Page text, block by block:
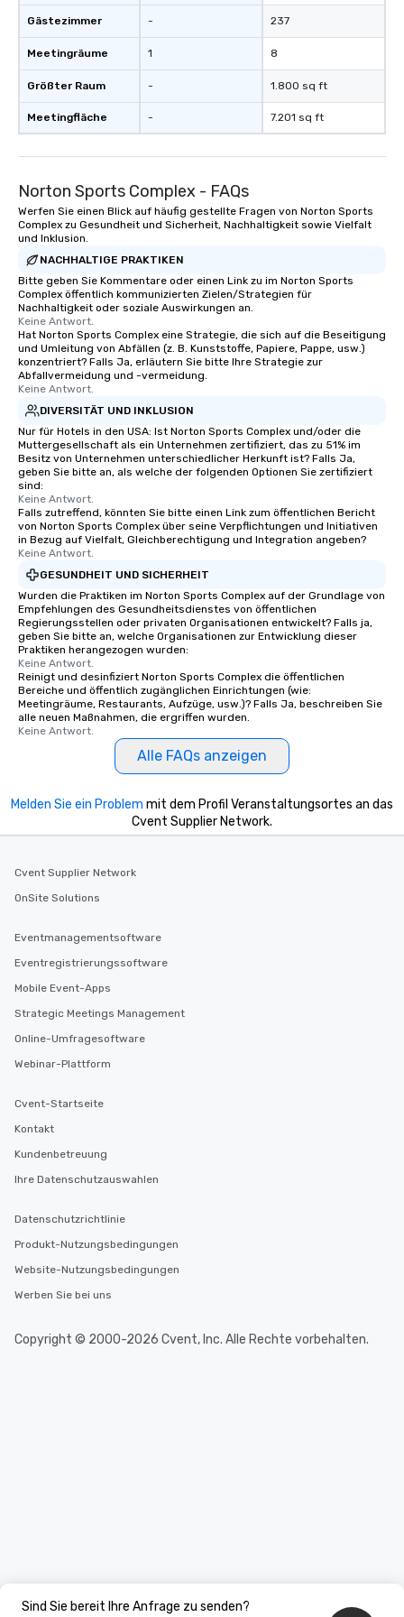
Gästezimmer
Meetingräume
Größter Raum
Meetingfläche
-
1
-
-
237
8
1.800 sq ft
7.201 sq ft
Norton Sports Complex - FAQs
Werfen Sie einen Blick auf häufig gestellte Fragen von Norton Sports
Complex zu Gesundheit und Sicherheit, Nachhaltigkeit sowie Vielfalt
und Inklusion.
NACHHALTIGE PRAKTIKEN
Bitte geben Sie Kommentare oder einen Link zu im Norton Sports
Complex öffentlich kommunizierten Zielen/Strategien für
Nachhaltigkeit oder soziale Auswirkungen an.
Keine Antwort.
Hat Norton Sports Complex eine Strategie, die sich auf die Beseitigung
und Umleitung von Abfällen (z. B. Kunststoffe, Papiere, Pappe, usw.)
konzentriert? Falls Ja, erläutern Sie bitte Ihre Strategie zur
Abfallvermeidung und -vermeidung.
Keine Antwort.
DIVERSITÄT UND INKLUSION
Nur für Hotels in den USA: Ist Norton Sports Complex und/oder die
Muttergesellschaft als ein Unternehmen zertifiziert, das zu 51% im
Besitz von Unternehmen unterschiedlicher Herkunft ist? Falls Ja,
geben Sie bitte an, als welche der folgenden Optionen Sie zertifiziert
sind:
Keine Antwort.
Falls zutreffend, könnten Sie bitte einen Link zum öffentlichen Bericht
von Norton Sports Complex über seine Verpflichtungen und Initiativen
in Bezug auf Vielfalt, Gleichberechtigung und Integration angeben?
Keine Antwort.
GESUNDHEIT UND SICHERHEIT
Wurden die Praktiken im Norton Sports Complex auf der Grundlage von
Empfehlungen des Gesundheitsdienstes von öffentlichen
Regierungsstellen oder privaten Organisationen entwickelt? Falls ja,
geben Sie bitte an, welche Organisationen zur Entwicklung dieser
Praktiken herangezogen wurden:
Keine Antwort.
Reinigt und desinfiziert Norton Sports Complex die öffentlichen
Bereiche und öffentlich zugänglichen Einrichtungen (wie:
Meetingräume, Restaurants, Aufzüge, usw.)? Falls Ja, beschreiben Sie
alle neuen Maßnahmen, die ergriffen wurden.
Keine Antwort.
Alle FAQs anzeigen
Sind Sie bereit Ihre Anfrage zu senden?
Melden Sie ein Problem mit dem Profil Veranstaltungsortes an das
Cvent Supplier Network.
Cvent Supplier Network
OnSite Solutions
Eventmanagementsoftware
Eventregistrierungssoftware
Mobile Event-Apps
Strategic Meetings Management
Online-Umfragesoftware
Webinar-Plattform
Cvent-Startseite
Kontakt
Kundenbetreuung
Ihre Datenschutzauswahlen
Datenschutzrichtlinie
Produkt-Nutzungsbedingungen
Website-Nutzungsbedingungen
Werben Sie bei uns
Copyright © 2000-2026 Cvent, Inc. Alle Rechte vorbehalten.